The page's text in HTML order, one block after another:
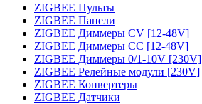
ZIGBEE Пульты
ZIGBEE Панели
ZIGBEE Диммеры CV [12-48V]
ZIGBEE Диммеры CC [12-48V]
ZIGBEE Диммеры 0/1-10V [230V]
ZIGBEE Релейные модули [230V]
ZIGBEE Конвертеры
ZIGBEE Датчики